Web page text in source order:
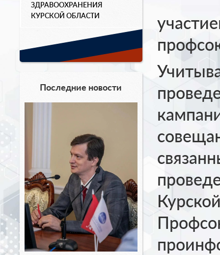
ЗДРАВООХРАНЕНИЯ
КУРСКОЙ ОБЛАСТИ
Последние новости